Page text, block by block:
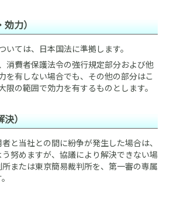
効力）
いては、日本国法に準拠します。
消費者保護法令の強行規定部分および他
を有しない場合でも、その他の部分はこ
限の範囲で効力を有するものとします。
決）
と当社との間に紛争が発生した場合は、
努めますが、協議により解決できない場
または東京簡易裁判所を、第一審の専属